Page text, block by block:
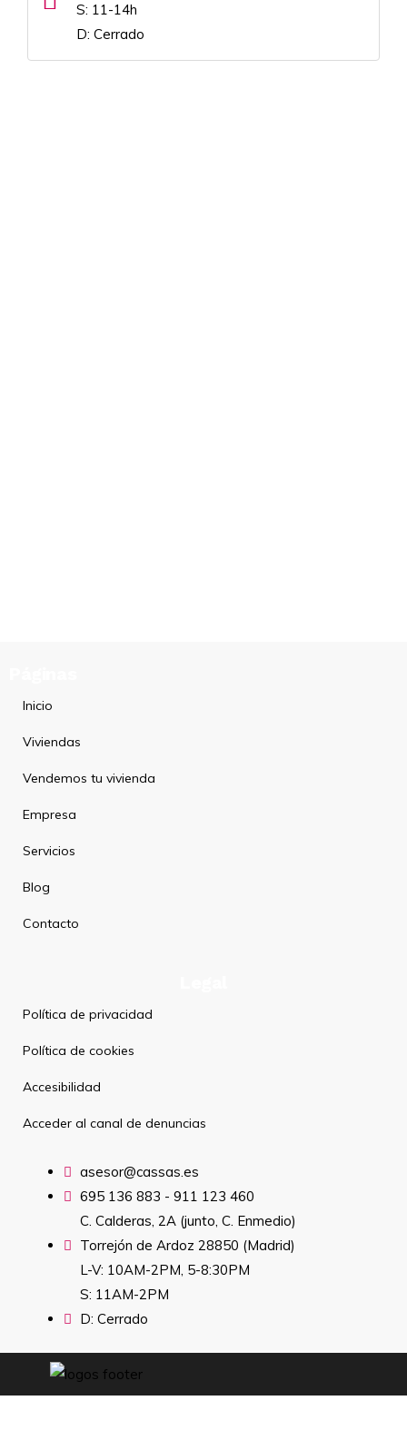
S: 11-14h
D: Cerrado
Inicio
Viviendas
Vendemos tu vivienda
Empresa
Servicios
Blog
Contacto
Política de privacidad
Política de cookies
Accesibilidad
Acceder al canal de denuncias
asesor@cassas.es
695 136 883 - 911 123 460
C. Calderas, 2A (junto, C. Enmedio)
Torrejón de Ardoz 28850 (Madrid)
L-V: 10AM-2PM, 5-8:30PM
S: 11AM-2PM
D: Cerrado